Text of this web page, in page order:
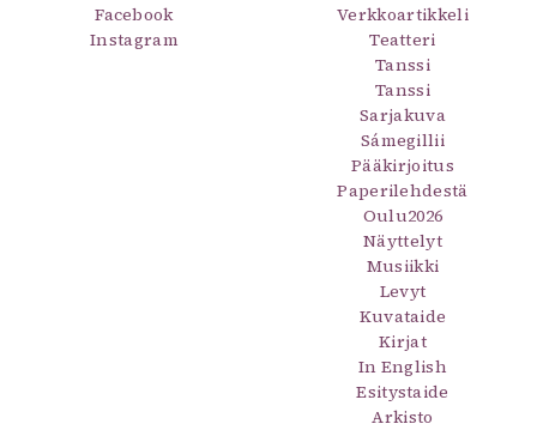
Facebook
Instagram
Verkkoartikkeli
Teatteri
Tanssi
Tanssi
Sarjakuva
Sámegillii
Pääkirjoitus
Paperilehdestä
Oulu2026
Näyttelyt
Musiikki
Levyt
Kuvataide
Kirjat
In English
Esitystaide
Arkisto